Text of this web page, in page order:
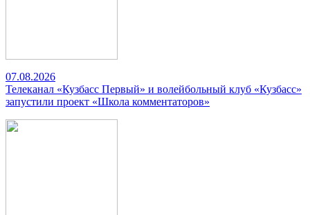
07.08.2026
Телеканал «Кузбасс Первый» и волейбольный клуб «Кузбасс»
запустили проект «Школа комментаторов»